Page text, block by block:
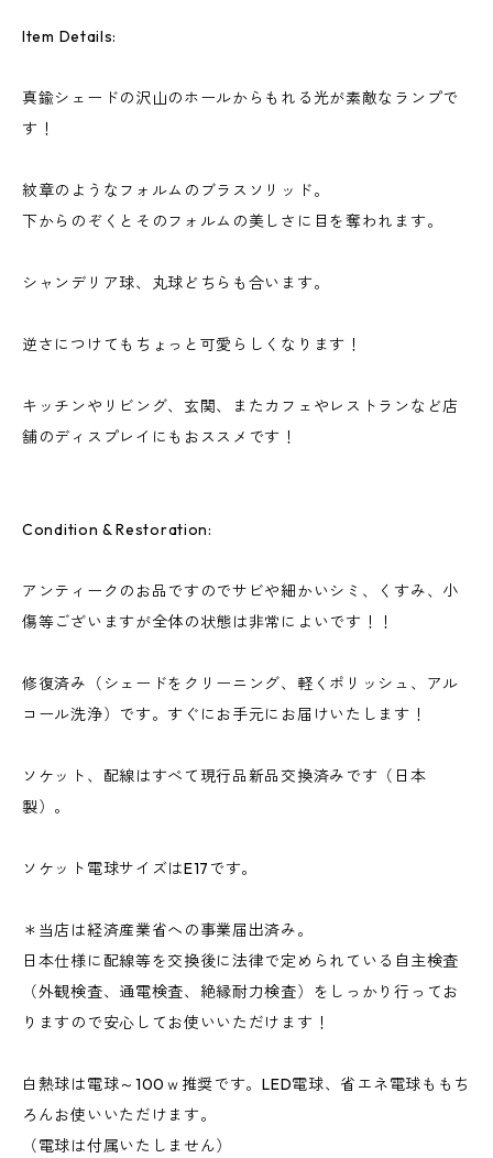
Item Details:
真鍮シェードの沢山のホールからもれる光が素敵なランプで
す！
紋章のようなフォルムのブラスソリッド。
下からのぞくとそのフォルムの美しさに目を奪われます。
シャンデリア球、丸球どちらも合います。
逆さにつけてもちょっと可愛らしくなります！
キッチンやリビング、玄関、またカフェやレストランなど店
舗のディスプレイにもおススメです！
Condition & Restoration:
アンティークのお品ですのでサビや細かいシミ、くすみ、小
傷等ございますが全体の状態は非常によいです！！
修復済み（シェードをクリーニング、軽くポリッシュ、アル
コール洗浄）です。すぐにお手元にお届けいたします！
ソケット、配線はすべて現行品新品交換済みです（日本
製）。
ソケット電球サイズはE17です。
＊当店は経済産業省への事業届出済み。
日本仕様に配線等を交換後に法律で定められている自主検査
（外観検査、通電検査、絶縁耐力検査）をしっかり行ってお
りますので安心してお使いいただけます！
白熱球は電球～100ｗ推奨です。LED電球、省エネ電球ももち
ろんお使いいただけます。
（電球は付属いたしません）